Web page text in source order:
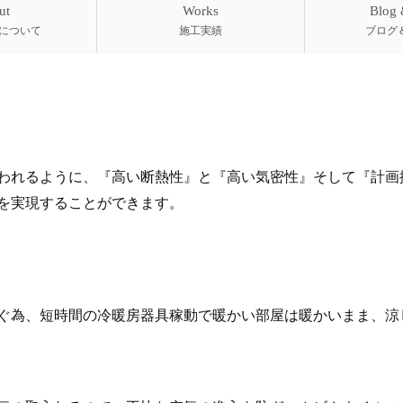
ついて
Works
施工実績
Blog
ブログ
れるように、『高い断熱性』と『高い気密性』そして『計画
現することができます。
為、短時間の冷暖房器具稼動で暖かい部屋は暖かいまま、涼